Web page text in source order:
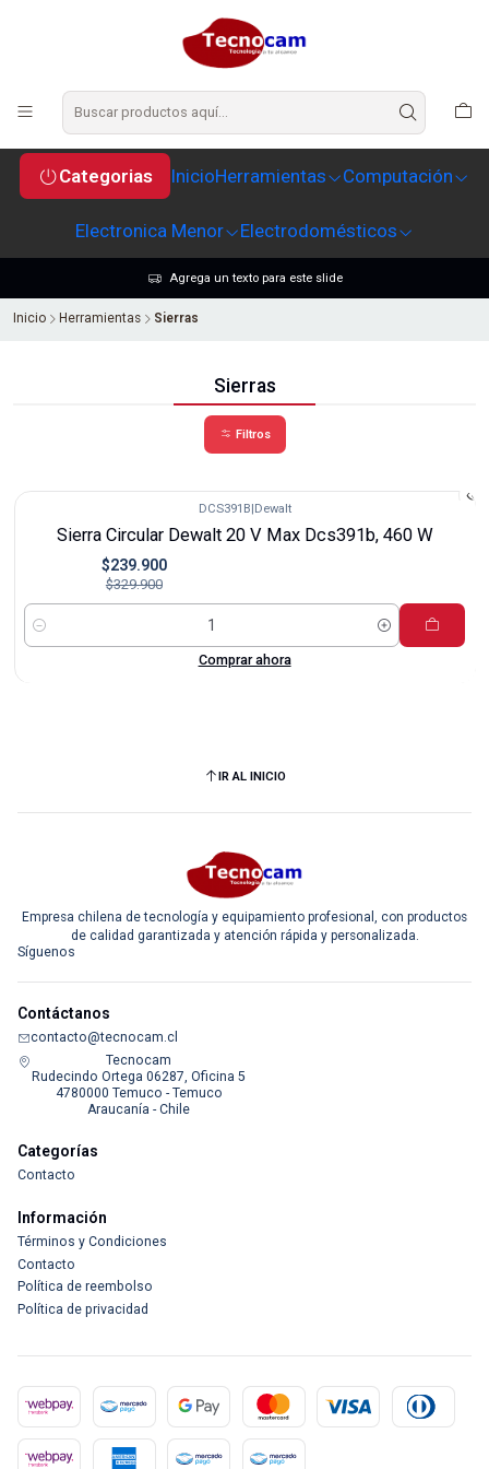
Categorias InicioHerramientas Computación
Electronica Menor Electrodomésticos
Agrega un texto para este slide
Inicio Herramientas Sierras
Sierras
Filtros
DCS391B|Dewalt
Sierra Circular Dewalt 20 V Max Dcs391b, 460 W
$239.900
$329.900
Cantidad
Comprar ahora
IR AL INICIO
Empresa chilena de tecnología y equipamiento profesional, con productos
de calidad garantizada y atención rápida y personalizada.
Síguenos
Contáctanos
contacto@tecnocam.cl
Tecnocam
Rudecindo Ortega 06287, Oficina 5
4780000 Temuco - Temuco
Araucanía - Chile
Categorías
Contacto
Información
Términos y Condiciones
Contacto
Política de reembolso
Política de privacidad